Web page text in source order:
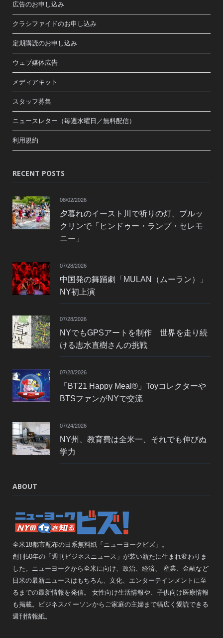
広告のお申し込み
クラシファイドのお申し込み
定期購読のお申し込み
ウェブ媒体広告
メディアキット
スタッフ募集
ニュースレター（毎週水曜日／無料配信）
利用規約
RECENT POSTS
08/02/2026
夕暮れのイースト川で祈りの灯、ブルッ
クリンで「ヒンドゥー・ランプ・セレモ
ニー」
07/28/2026
中国発の舞踊劇「MULAN（ムーラン）」
NY初上演
07/28/2026
NYでもGPSアートを制作 世界を走り続
ける志水直樹さんの挑戦
07/28/2026
「BT21 Happy Meal®」Toyコレクターや
BTSファンがNYで交流
07/24/2026
NY州、教育費は全米一、それでも伸びぬ
学力
ABOUT
全米18都市配布の日系無料紙「ニューヨークビズ」。
創刊50年の「週刊ビジネスニュース」が装い新たに生まれ変わりま
した。ニューヨークから全米に向け、政治、経済、 産業、金融など
日米の最新ニュースはもちろん、文化、エンターテインメントに至
るまでの最新情報を発信。 女性向け生活情報や、子供向け医療情報
も掲載。ビジネスパ ーソンからご家庭の主婦まで幅広く愛読できる
週刊情報紙。